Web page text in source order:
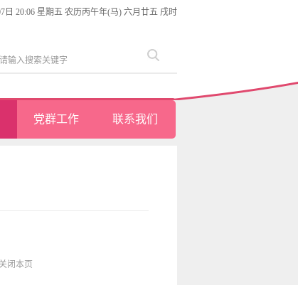
日 20:06 星期五 农历丙午年(马) 六月廿五 戌时
党群工作 联系我们
关闭本页